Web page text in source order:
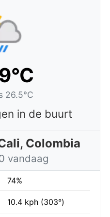
26.5°C
in de buurt
Colombia
vandaag
74%
10.4 kph (303°)